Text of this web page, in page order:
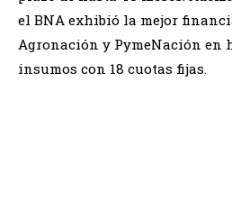
el BNA exhibió la mejor
Agronación y PymeNación en
insumos con 18 cuotas fijas.